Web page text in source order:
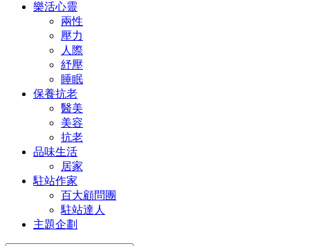
樂活心靈
兩性
壓力
人際
紓壓
睡眠
保養抗老
醫美
美容
抗老
品味生活
居家
駐站作家
百大顧問團
駐站達人
主題企劃